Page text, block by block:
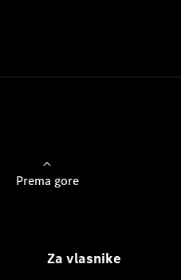
Prema gore
Za vlasnike